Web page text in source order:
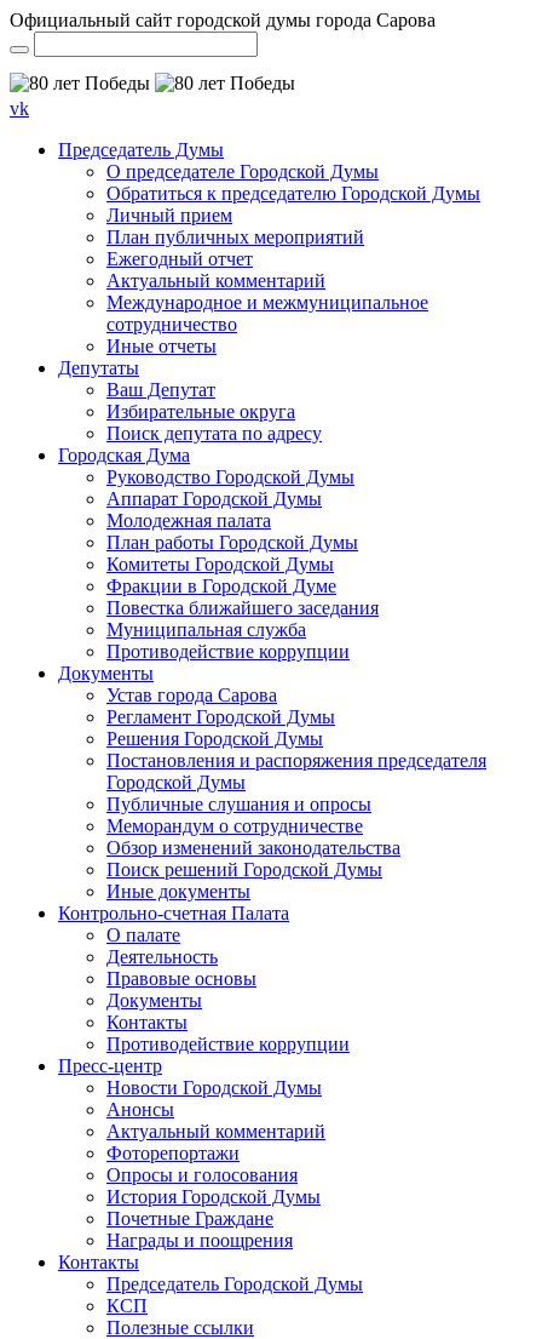
Официальный сайт городской думы города Сарова
vk
Председатель Думы
О председателе Городской Думы
Обратиться к председателю Городской Думы
Личный прием
План публичных мероприятий
Ежегодный отчет
Актуальный комментарий
Международное и межмуниципальное
сотрудничество
Иные отчеты
Депутаты
Ваш Депутат
Избирательные округа
Поиск депутата по адресу
Городская Дума
Руководство Городской Думы
Аппарат Городской Думы
Молодежная палата
План работы Городской Думы
Комитеты Городской Думы
Фракции в Городской Думе
Повестка ближайшего заседания
Муниципальная служба
Противодействие коррупции
Документы
Устав города Сарова
Регламент Городской Думы
Решения Городской Думы
Постановления и распоряжения председателя
Городской Думы
Публичные слушания и опросы
Меморандум о сотрудничестве
Обзор изменений законодательства
Поиск решений Городской Думы
Иные документы
Контрольно-счетная Палата
О палате
Деятельность
Правовые основы
Документы
Контакты
Противодействие коррупции
Пресс-центр
Новости Городской Думы
Анонсы
Актуальный комментарий
Фоторепортажи
Опросы и голосования
История Городской Думы
Почетные Граждане
Награды и поощрения
Контакты
Председатель Городской Думы
КСП
Полезные ссылки